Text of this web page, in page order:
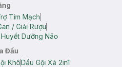
Tim Mạch
/ Giải Rượu
Dưỡng Não
Đầu
KhôDầu Gội Xả 2in1